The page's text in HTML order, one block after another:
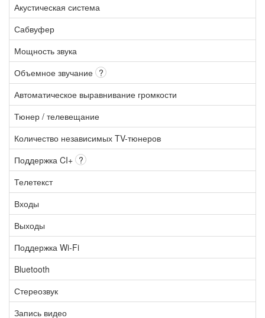
Акустическая система
Сабвуфер
Мощность звука
Объемное звучание ?
Автоматическое выравнивание громкости
Тюнер / телевещание
Количество независимых TV-тюнеров
Поддержка CI+ ?
Телетекст
Входы
Выходы
Поддержка Wi-Fi
Bluetooth
Стереозвук
Запись видео